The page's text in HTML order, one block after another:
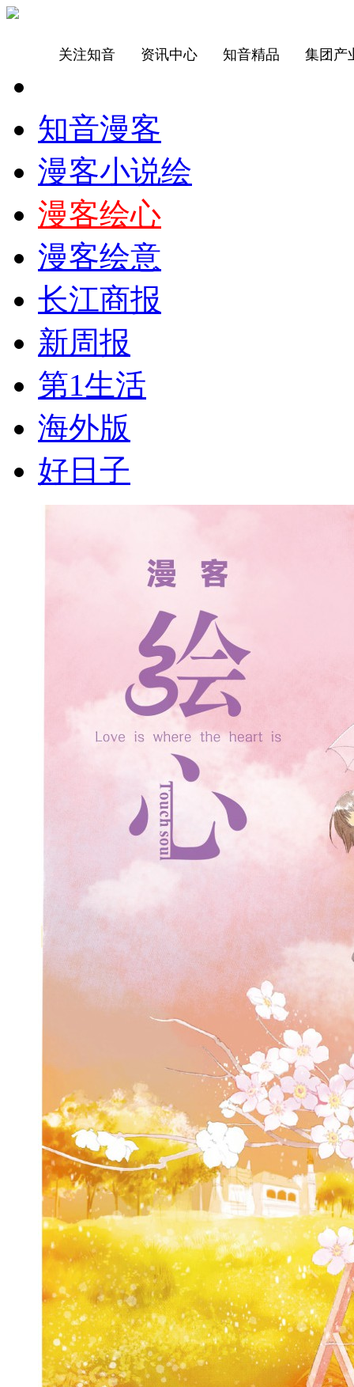
关注知音 资讯中心 知音精品 集团产
知音漫客
漫客小说绘
漫客绘心
漫客绘意
长江商报
新周报
第1生活
海外版
好日子